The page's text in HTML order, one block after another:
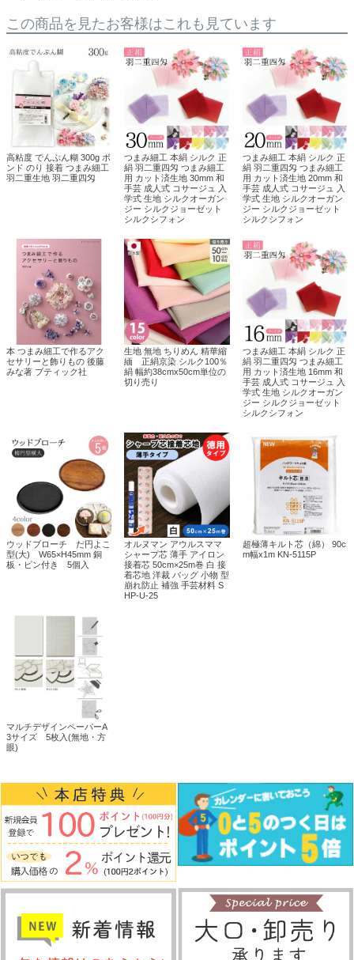
この商品を見たお客様はこれも見ています
高粘度 でんぷん糊 300g ボ
ンド のり 接着 つまみ細工
羽二重生地 羽二重四匁
つまみ細工 本絹 シルク 正
絹 羽二重四匁 つまみ細工
用 カット済生地 30mm 和
手芸 成人式 コサージュ 入
学式 生地 シルクオーガン
ジー シルクジョーゼット
シルクシフォン
つまみ細工 本絹 シルク 正
絹 羽二重四匁 つまみ細工
用 カット済生地 20mm 和
手芸 成人式 コサージュ 入
学式 生地 シルクオーガン
ジー シルクジョーゼット
シルクシフォン
本 つまみ細工で作るアク
セサリーと飾りもの 後藤
みな著 ブティック社
生地 無地 ちりめん 精華縮
緬 正絹京染 シルク100％
絹 幅約38cmx50cm単位の
切り売り
つまみ細工 本絹 シルク 正
絹 羽二重四匁 つまみ細工
用 カット済生地 16mm 和
手芸 成人式 コサージュ 入
学式 生地 シルクオーガン
ジー シルクジョーゼット
シルクシフォン
ウッドブローチ だ円よこ
型(大) W65×H45mm 銅
板・ピン付き 5個入
オルヌマン アウルスママ
シャープ芯 薄手 アイロン
接着芯 50cm×25m巻 白 接
着芯地 洋裁 バッグ 小物 型
崩れ防止 補強 手芸材料 S
HP-U-25
超極薄キルト芯（綿） 90c
m幅x1m KN-5115P
マルチデザインペーパーA
3サイズ 5枚入(無地・方
眼)